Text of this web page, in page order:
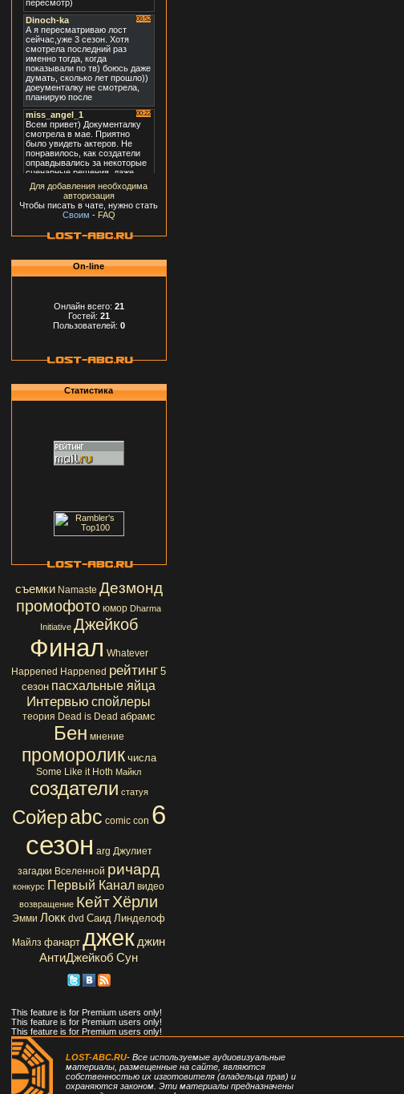
Для добавления необходима
авторизация
Чтобы писать в чате, нужно стать
Своим - FAQ
On-line
Онлайн всего: 21
Гостей: 21
Пользователей: 0
Статистика
съемки Namaste Дезмонд
промофото юмор Dharma
Initiative Джейкоб
Финал Whatever
Happened Happened рейтинг 5
сезон пасхальные яйца
Интервью спойлеры
теория Dead is Dead абрамс
Бен мнение
проморолик числа
Some Like it Hoth Майкл
создатели статуя
Сойерabc comic con 6
сезон arg Джулиет
загадки Вселенной ричард
конкурс Первый Канал видео
возвращение КейтХёрли
Эмми Локк dvd Саид Линделоф
Майлз фанарт джек джин
АнтиДжейкоб Сун
This feature is for Premium users only!
This feature is for Premium users only!
This feature is for Premium users only!
LOST-ABC.RU- Все используемые аудиовизуальные
материалы, размещенные на сайте, являются
собственностью их изготовителя (владельца прав) и
охраняются законом. Эти материалы предназначены